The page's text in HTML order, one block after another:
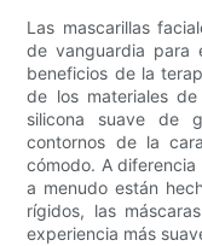
Las mascarillas
de vanguardia para
beneficios de la
de los materiales
silicona suave de
contornos de la
cómodo. A
a menudo están
rígidos, las
experiencia más